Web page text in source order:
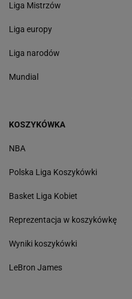
Liga Mistrzów
Liga europy
Liga narodów
Mundial
KOSZYKÓWKA
NBA
Polska Liga Koszykówki
Basket Liga Kobiet
Reprezentacja w koszykówkę
Wyniki koszykówki
LeBron James